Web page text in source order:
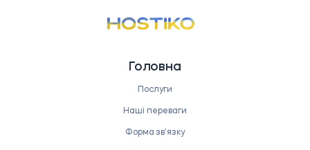
Головна
Послуги
Наші переваги
Форма звʼязку